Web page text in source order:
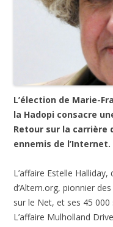
L’élection de Marie-
la Hadopi consacre
Retour sur la carrière
ennemis de l’Internet.
L’affaire Estelle
d’Altern.org, pionnier
sur le Net, et ses 45
L’affaire Mulholland